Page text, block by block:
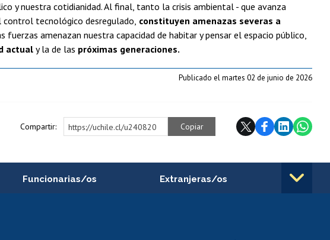
y nuestra cotidianidad. Al final, tanto la crisis ambiental - que avanza
tecnológico desregulado, constituyen amenazas severas a
fuerzas amenazan nuestra capacidad de habitar y pensar el espacio público,
actualy la de las próximas generaciones.
Publicado el martes 02 de junio de 2026
Compartir: https://uchile.cl/u240820 Copiar
Funcionarias/os Extranjeras/os